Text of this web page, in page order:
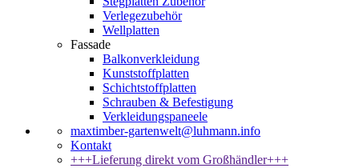
Verlegezubehör
Wellplatten
Fassade
Balkonverkleidung
Kunststoffplatten
Schichtstoffplatten
Schrauben & Befestigung
Verkleidungspaneele
maxtimber-gartenwelt@luhmann.info
Kontakt
+++Lieferung direkt vom Großhändler+++